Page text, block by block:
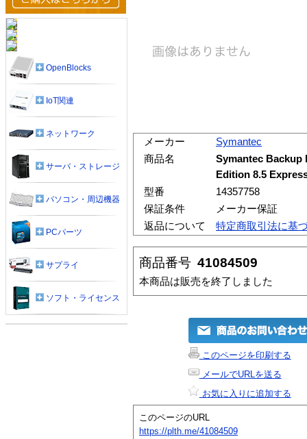
メーカー
Symantec
商品名
Symantec Backup
Edition 8.5
型番
14357758
保証条件
メーカー保証
返品について
特定商取引法に基
商品番号 41084509
本商品は販売を終了しました
このページを印刷する
メールでURLを送る
お気に入りに追加する
このページのURL
https://plth.me/41084509
OpenBlocks
IoT関連
ネットワーク
サーバ・ストレージ
パソコン・周辺機器
PCパーツ
サプライ
ソフト・ライセンス